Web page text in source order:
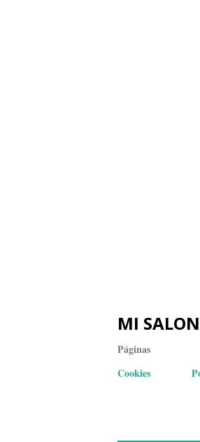
MI
Páginas
Cookies